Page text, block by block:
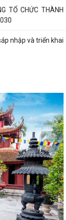
TỔ CHỨC THÀNH
nhập và triển khai
là lãnh đạo chủ
CHI BỘ LẦN THỨ I,
tri ân các Anh hùng
địa bàn xã
niệm 78 năm ngày